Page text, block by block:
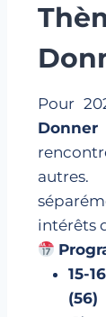
Pour
intérêts
15-
(56)